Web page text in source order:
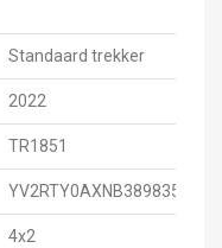
Standaard trekker
2022
TR1851
YV2RTY0AXNB389835
4x2